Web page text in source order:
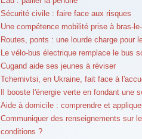
Sécurité civile : faire face aux risques
Une compétence mobilité prise à bras-
Routes, ponts : une lourde charge pour
Le vélo-bus électrique remplace le bus
Cugand aide ses jeunes à réviser
Tchernivtsi, en Ukraine, fait face à
Il booste l'énergie verte en fondant une
Aide à domicile : comprendre et
Communiquer des renseignements sur
conditions ?